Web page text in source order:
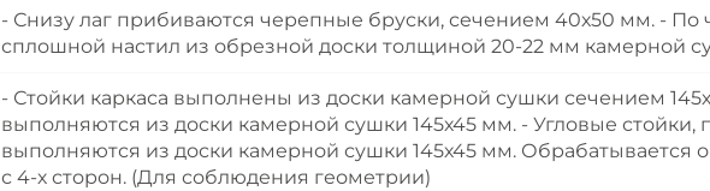
- Снизу лаг прибиваются черепные бруски, сечением 40х50 мм. -
сплошной настил из обрезной доски толщиной 20-22 мм камерной
- Стойки каркаса выполнены из доски камерной сушки сечением
выполняются из доски камерной сушки 145х45 мм. - Угловые стойки,
выполняются из доски камерной сушки 145х45 мм. Обрабатывается
с 4-х сторон. (Для соблюдения геометрии)